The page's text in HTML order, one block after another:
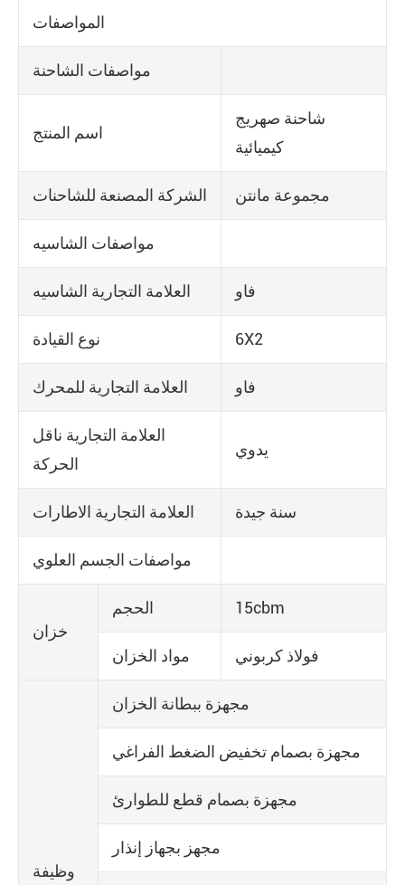
المواصفات
مواصفات الشاحنة
اسم المنتج
شاحنة صهريج
كيميائية
الشركة المصنعة للشاحنات مجموعة مانتن
مواصفات الشاسيه
العلامة التجارية الشاسيه فاو
نوع القيادة 6X2
العلامة التجارية للمحرك فاو
العلامة التجارية ناقل
الحركة
يدوي
العلامة التجارية الاطارات سنة جيدة
مواصفات الجسم العلوي
خزان
الحجم 15cbm
مواد الخزان فولاذ كربوني
وظيفة
مجهزة ببطانة الخزان
مجهزة بصمام تخفيض الضغط الفراغي
مجهزة بصمام قطع للطوارئ
مجهز بجهاز إنذار